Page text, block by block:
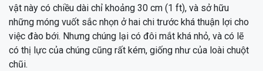
vật này có chiều dài chỉ khoảng 30 cm (1 ft), và sở hữu
những móng vuốt sắc nhọn ở hai chi trước khá thuận lợi cho
việc đào bới. Nhưng chúng lại có đôi mắt khá nhỏ, và có lẽ
có thị lực của chúng cũng rất kém, giống như của loài chuột
chũi.